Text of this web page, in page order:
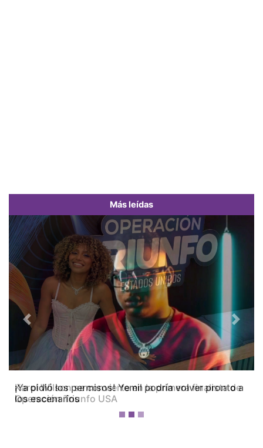
Más leídas
Karol Wilson se convierte en la primera finalista de
Operación Triunfo USA
Previous Next